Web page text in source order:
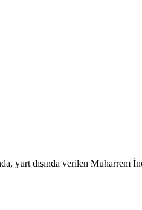
yurt dışında verilen